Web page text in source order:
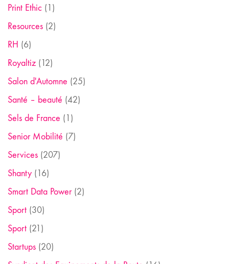
Print Ethic (1)
Resources (2)
RH (6)
Royaltiz (12)
Salon d'Automne (25)
Santé – beauté (42)
Sels de France (1)
Senior Mobilité (7)
Services (207)
Shanty (16)
Smart Data Power(2)
Sport (30)
Sport (21)
Startups (20)